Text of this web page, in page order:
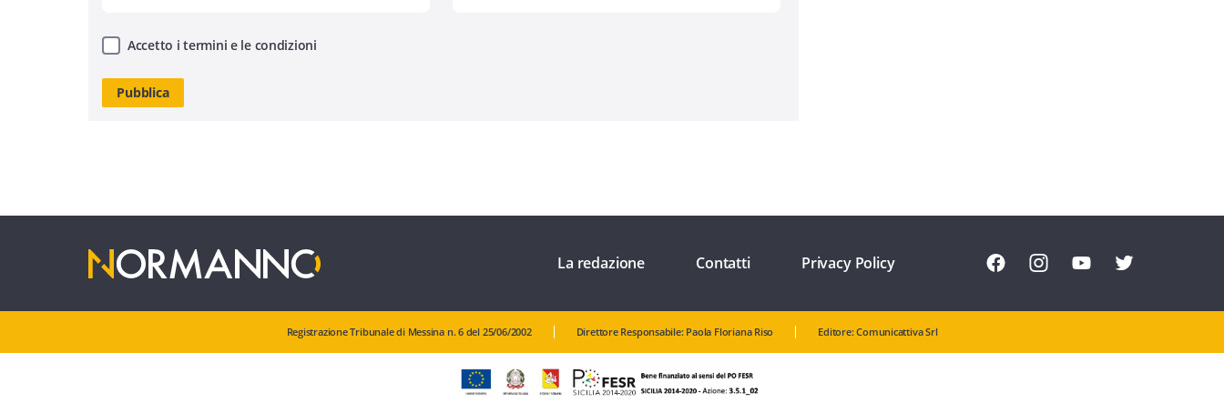
Accetto i termini e le condizioni
La redazione Contatti Privacy Policy
Registrazione Tribunale di Messina n. 6 del 25/06/2002 Direttore Responsabile: Paola Floriana Riso Editore: Comunicattiva Srl